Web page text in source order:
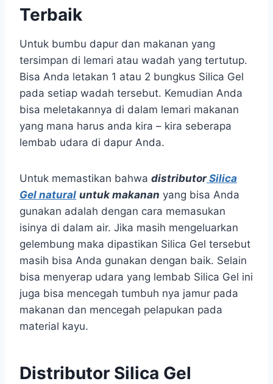
Terbaik
Untuk bumbu dapur dan makanan yang
tersimpan di lemari atau wadah yang tertutup.
Bisa Anda letakan 1 atau 2 bungkus Silica Gel
pada setiap wadah tersebut. Kemudian Anda
bisa meletakannya di dalam lemari makanan
yang mana harus anda kira – kira seberapa
lembab udara di dapur Anda.
Untuk memastikan bahwa distributorSilica
Gel natural untuk makanan yang bisa Anda
gunakan adalah dengan cara memasukan
isinya di dalam air. Jika masih mengeluarkan
gelembung maka dipastikan Silica Gel tersebut
masih bisa Anda gunakan dengan baik. Selain
bisa menyerap udara yang lembab Silica Gel ini
juga bisa mencegah tumbuh nya jamur pada
makanan dan mencegah pelapukan pada
material kayu.
Distributor Silica Gel